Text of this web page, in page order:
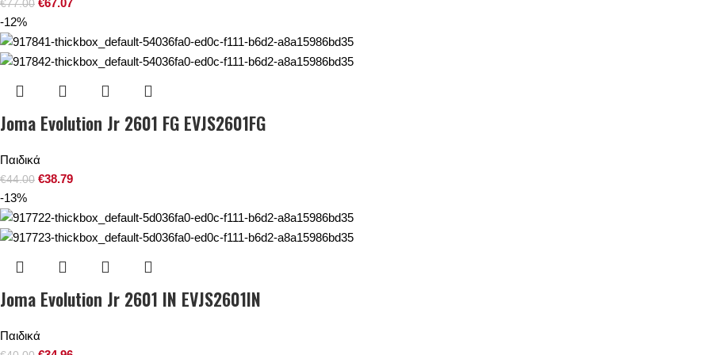
€77.00 €67.07
-12%
Joma Evolution Jr 2601 FG EVJS2601FG
Παιδικά
€44.00 €38.79
-13%
Joma Evolution Jr 2601 IN EVJS2601IN
Παιδικά